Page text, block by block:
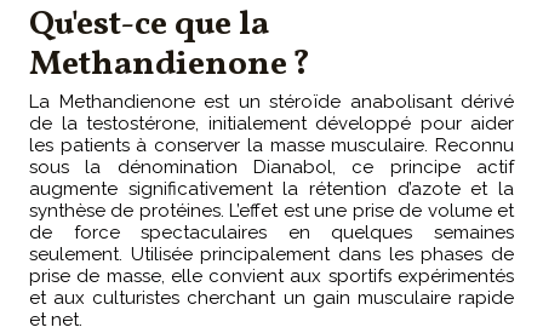
Qu'est-ce que la
Methandienone ?
La Methandienone est un stéroïde anabolisant dérivé
de la testostérone, initialement développé pour aider
les patients à conserver la masse musculaire. Reconnu
sous la dénomination Dianabol, ce principe actif
augmente significativement la rétention d’azote et la
synthèse de protéines. L’effet est une prise de volume et
de force spectaculaires en quelques semaines
seulement. Utilisée principalement dans les phases de
prise de masse, elle convient aux sportifs expérimentés
et aux culturistes cherchant un gain musculaire rapide
et net.